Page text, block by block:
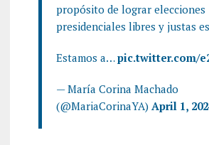
propósito de lograr elecciones
presidenciales libres y justas
Estamos a…pic.twitter.com/
— María Corina Machado
(@MariaCorinaYA) April 1,